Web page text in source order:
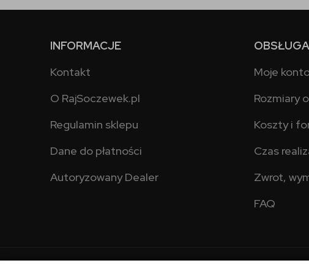
INFORMACJE
Kontakt
O RajSoczewek.pl
Regulamin sklepu
Dane do płatności
Autoryzowany Dealer
Moje
Rozmiary
Koszty i
Czas
Zwrot,
FAQ